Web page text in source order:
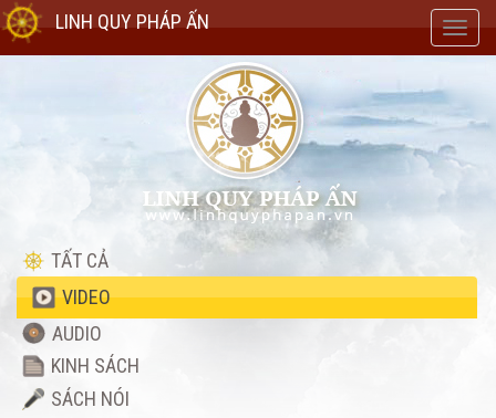
LINH QUY PHÁP ẤN
TẤT CẢ
VIDEO
AUDIO
KINH SÁCH
SÁCH NÓI